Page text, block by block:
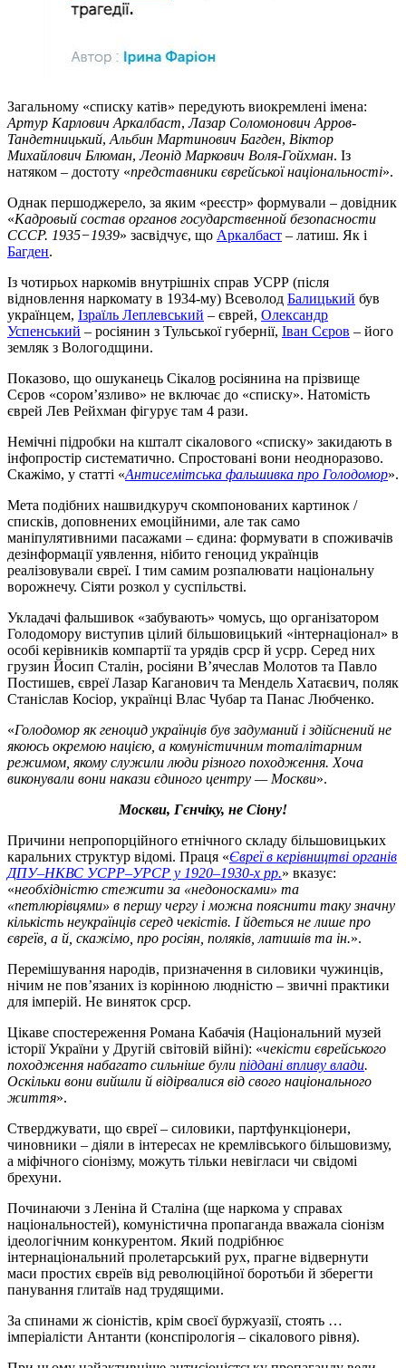
Загальному «списку катів» передують виокремлені імена:
Артур Карлович Аркалбаст,Лазар Соломонович Арров-
Тандетницький, Альбин Мартинович Багден, Віктор
Михайлович Блюман,Леонід Маркович Воля-Гойхман. Із
натяком – достоту «представники єврейської національності».
Однак першоджерело, за яким «реєстр» формували – довідник
«Кадровый состав органов государственной безопасности
СССР. 1935−1939» засвідчує, що Аркалбаст – латиш. Як і
Багден.
Із чотирьох наркомів внутрішніх справ УСРР (після
відновлення наркомату в 1934-му) Всеволод Балицький був
українцем, Ізраїль Леплевський – єврей, Олександр
Успенський – росіянин з Тульської губернії, Іван Сєров – його
земляк з Вологодщини.
Показово, що ошуканець Сікалов росіянина на прізвище
Сєров «сором’язливо» не включає до «списку». Натомість
єврей Лев Рейхман фігурує там 4 рази.
Немічні підробки на кшталт сікалового «списку» закидають в
інфопростір систематично. Спростовані вони неодноразово.
Скажімо, у статті «Антисемітська фальшивка про Голодомор».
Мета подібних нашвидкуруч скомпонованих картинок /
списків, доповнених емоційними, але так само
маніпулятивними пасажами – єдина: формувати в споживачів
дезінформації уявлення, нібито геноцид українців
реалізовували євреї. І тим самим розпалювати національну
ворожнечу. Сіяти розкол у суспільстві.
Укладачі фальшивок «забувають» чомусь, що організатором
Голодомору виступив цілий більшовицький «інтернаціонал» в
особі керівників компартії та урядів срср й усрр. Серед них
грузин Йосип Сталін, росіяни В’ячеслав Молотов та Павло
Постишев, євреї Лазар Каганович та Мендель Хатаєвич, поляк
Станіслав Косіор, українці Влас Чубар та Панас Любченко.
«Голодомор як геноцид українців був задуманий і здійснений не
якоюсь окремою нацією, а комуністичним тоталітарним
режимом, якому служили люди різного походження. Хоча
виконували вони накази єдиного центру — Москви».
Москви, Гєнчіку, не Сіону!
Причини непропорційного етнічного складу більшовицьких
каральних структур відомі. Праця «Євреї в керівництві органів
ДПУ–НКВС УСРР–УРСР у 1920–1930-х рр.» вказує:
«необхідністю стежити за «недоносками» та
«петлюрівцями» в першу чергу і можна пояснити таку значну
кількість неукраїнців серед чекістів. І йдеться не лише про
євреїв, а й, скажімо, про росіян, поляків, латишів та ін.».
Перемішування народів, призначення в силовики чужинців,
нічим не пов’язаних із корінною людністю – звичні практики
для імперій. Не виняток срср.
Цікаве спостереження Романа Кабачія (Національний музей
історії України у Другій світовій війні): «чекісти єврейського
походження набагато сильніше були піддані впливу влади.
Оскільки вони вийшли й відірвалися від свого національного
життя».
Стверджувати, що євреї – силовики, партфункціонери,
чиновники – діяли в інтересах не кремлівського більшовизму,
а міфічного сіонізму, можуть тільки невігласи чи свідомі
брехуни.
Починаючи з Леніна й Сталіна (ще наркома у справах
національностей), комуністична пропаганда вважала сіонізм
ідеологічним конкурентом. Який подрібнює
інтернаціональний пролетарський рух, прагне відвернути
маси простих євреїв від революційної боротьби й зберегти
панування глитаїв над трудящими.
За спинами ж сіоністів, крім своєї буржуазії, стоять …
імперіалісти Антанти (конспірологія – сікалового рівня).